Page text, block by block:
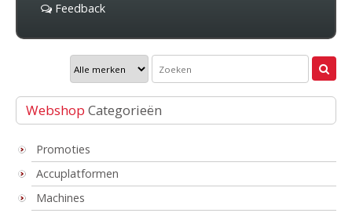
Feedback
Webshop Categorieën
Promoties
Accuplatformen
Machines